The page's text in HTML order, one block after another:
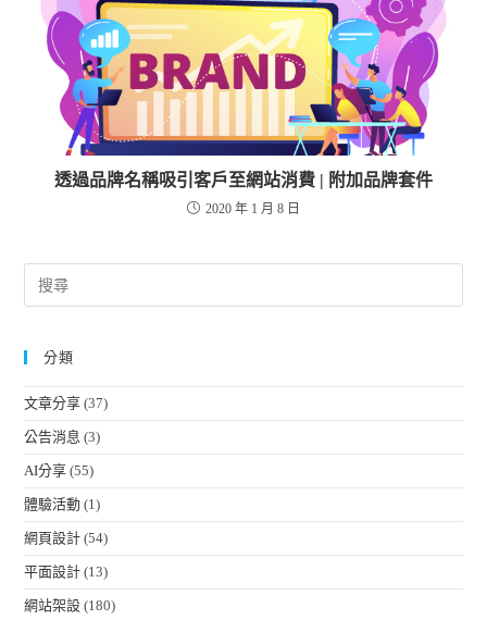
透過品牌名稱吸引客戶至網站消費 | 附加品牌套件
2020 年 1 月 8 日
分類
文章分享 (37)
公告消息 (3)
AI分享 (55)
體驗活動 (1)
網頁設計 (54)
平面設計 (13)
網站架設 (180)